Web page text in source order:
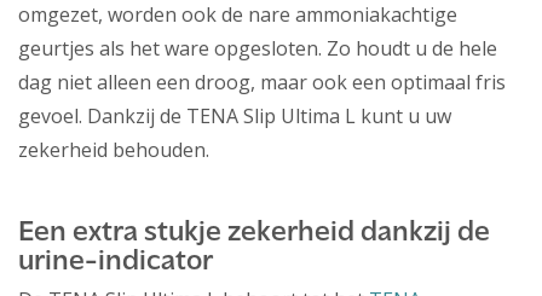
omgezet, worden ook de nare ammoniakachtige
geurtjes als het ware opgesloten. Zo houdt u de hele
dag niet alleen een droog, maar ook een optimaal fris
gevoel. Dankzij de TENA Slip Ultima L kunt u uw
zekerheid behouden.
Een extra stukje zekerheid dankzij de
urine-indicator